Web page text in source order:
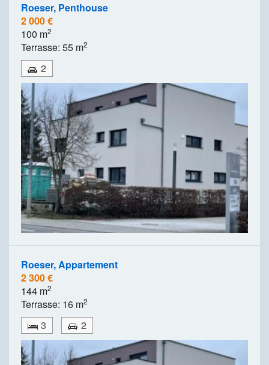
Roeser, Penthouse
2 000 €
100 m2
Terrasse: 55 m2
2
Roeser, Appartement
2 300 €
144 m2
Terrasse: 16 m2
3 2